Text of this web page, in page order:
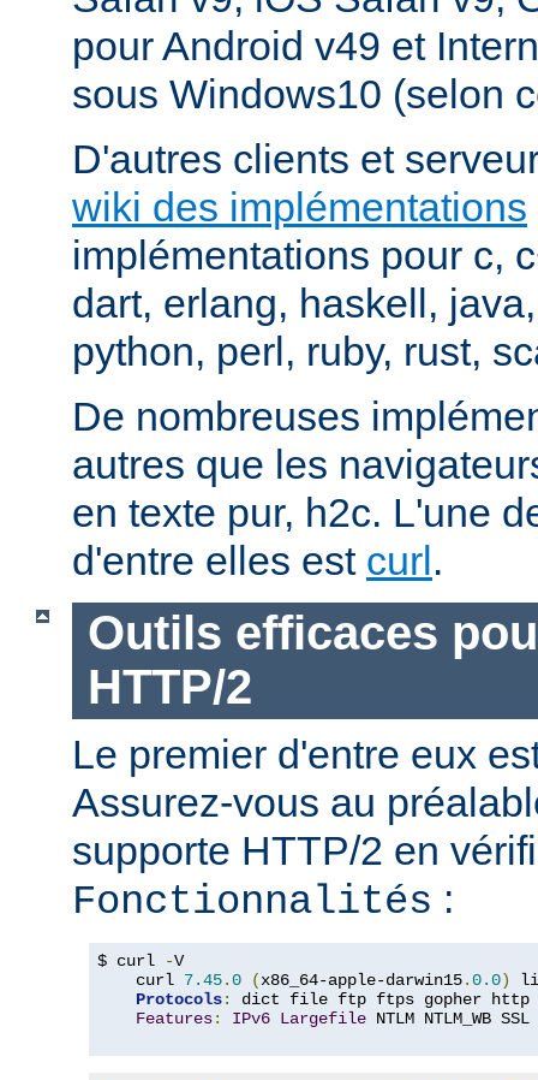
pour Android v49 et
sous Windows10 (selon
D'autres clients et
wiki des implémentations
implémentations pour c,
dart, erlang, haskell,
python, perl, ruby, rust,
De nombreuses
autres que les
en texte pur, h2c. L'une
d'entre elles est curl.
Outils efficaces
HTTP/2
Le premier d'entre eux
Assurez-vous au
supporte HTTP/2 en
Fonctionnalités :
$ curl -V
    curl
7.45.0 (x86_64-apple-darwin15.0.0)
Protocols:
dict file ftp ftps gopher http
Features: IPv6 Largefile NTLM NTLM_WB